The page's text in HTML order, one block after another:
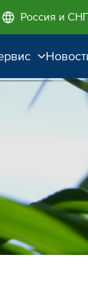
Россия и СНГ